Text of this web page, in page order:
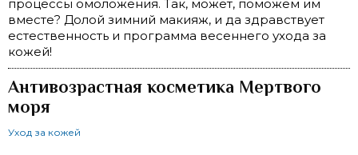
процессы омоложения. Так, может, поможем им
вместе? Долой зимний макияж, и да здравствует
естественность и программа весеннего ухода за
кожей!
Антивозрастная косметика Мертвого
моря
Уход за кожей